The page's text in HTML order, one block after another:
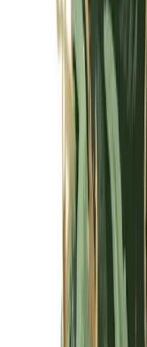
Kapseln